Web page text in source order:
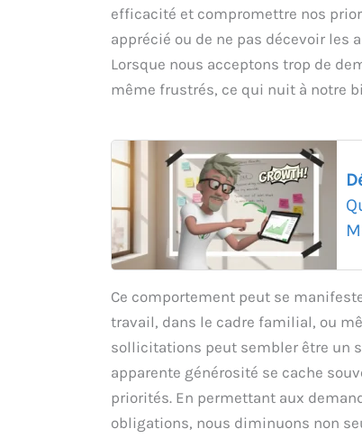
efficacité et compromettre nos
apprécié ou de ne pas décevoir les
Lorsque nous acceptons trop de
même frustrés, ce qui nuit à notre
Ce comportement peut se
travail, dans le cadre familial, ou
sollicitations peut sembler être un
apparente générosité se cache
priorités. En permettant aux
obligations, nous diminuons non